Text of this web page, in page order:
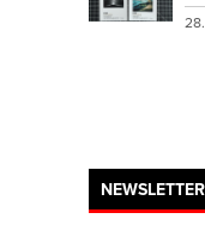
NEWSLETTER